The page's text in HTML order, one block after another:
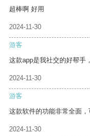
超棒啊 好用
2024-11-30
游客
这款app是我社交的好帮手
2024-11-30
游客
这款软件的功能非常全面，
2024-11-30